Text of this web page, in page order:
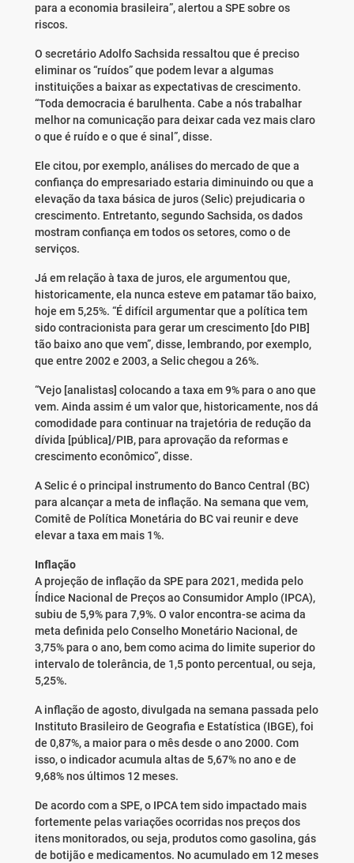
para a economia brasileira”, alertou a SPE sobre os
riscos.
O secretário Adolfo Sachsida ressaltou que é preciso
eliminar os “ruídos” que podem levar a algumas
instituições a baixar as expectativas de crescimento.
“Toda democracia é barulhenta. Cabe a nós trabalhar
melhor na comunicação para deixar cada vez mais claro
o que é ruído e o que é sinal”, disse.
Ele citou, por exemplo, análises do mercado de que a
confiança do empresariado estaria diminuindo ou que a
elevação da taxa básica de juros (Selic) prejudicaria o
crescimento. Entretanto, segundo Sachsida, os dados
mostram confiança em todos os setores, como o de
serviços.
Já em relação à taxa de juros, ele argumentou que,
historicamente, ela nunca esteve em patamar tão baixo,
hoje em 5,25%. “É difícil argumentar que a política tem
sido contracionista para gerar um crescimento [do PIB]
tão baixo ano que vem”, disse, lembrando, por exemplo,
que entre 2002 e 2003, a Selic chegou a 26%.
“Vejo [analistas] colocando a taxa em 9% para o ano que
vem. Ainda assim é um valor que, historicamente, nos dá
comodidade para continuar na trajetória de redução da
dívida [pública]/PIB, para aprovação da reformas e
crescimento econômico”, disse.
A Selic é o principal instrumento do Banco Central (BC)
para alcançar a meta de inflação. Na semana que vem,
Comitê de Política Monetária do BC vai reunir e deve
elevar a taxa em mais 1%.
Inflação
A projeção de inflação da SPE para 2021, medida pelo
Índice Nacional de Preços ao Consumidor Amplo (IPCA),
subiu de 5,9% para 7,9%. O valor encontra-se acima da
meta definida pelo Conselho Monetário Nacional, de
3,75% para o ano, bem como acima do limite superior do
intervalo de tolerância, de 1,5 ponto percentual, ou seja,
5,25%.
A inflação de agosto, divulgada na semana passada pelo
Instituto Brasileiro de Geografia e Estatística (IBGE), foi
de 0,87%, a maior para o mês desde o ano 2000. Com
isso, o indicador acumula altas de 5,67% no ano e de
9,68% nos últimos 12 meses.
De acordo com a SPE, o IPCA tem sido impactado mais
fortemente pelas variações ocorridas nos preços dos
itens monitorados, ou seja, produtos como gasolina, gás
de botijão e medicamentos. No acumulado em 12 meses